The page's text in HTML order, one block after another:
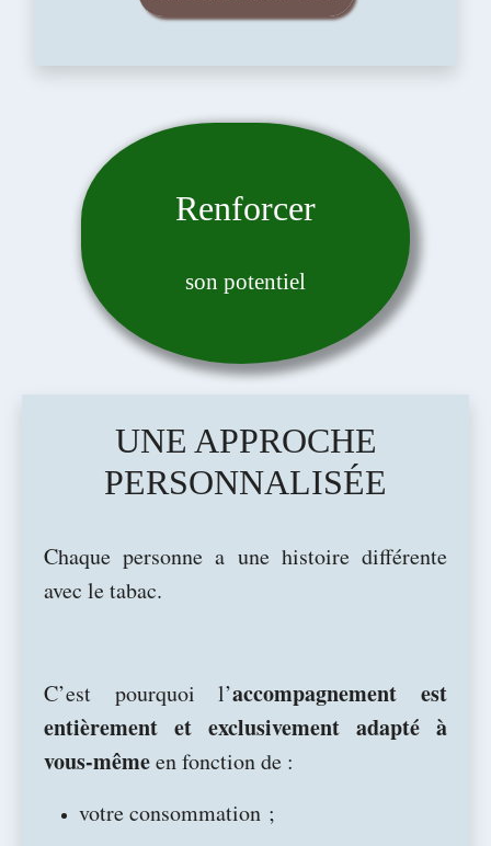
Renforcer
son potentiel
UNE APPROCHE
PERSONNALISÉE
Chaque personne a une histoire différente
avec le tabac.
C’est pourquoi l’accompagnement est
entièrement et exclusivement adapté à
vous-mêmeen fonction de :
votre consommation ;